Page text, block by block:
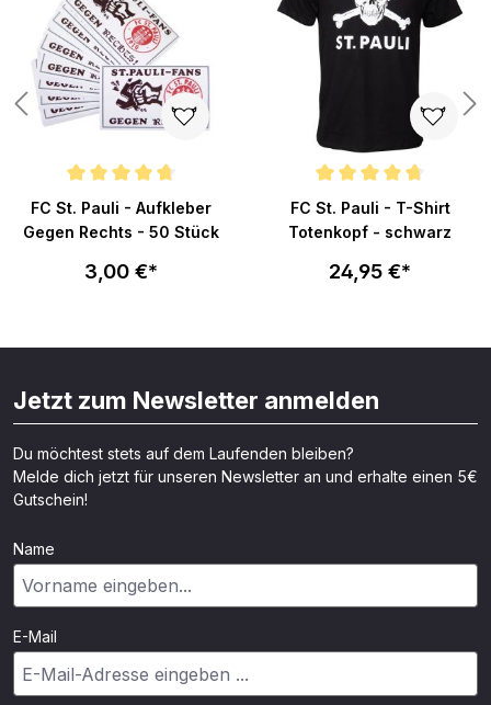
von 5 Sternen
Durchschnittliche Bewertung von 4.7 von 5 Sternen
FC St. Pauli - Aufkleber
Gegen Rechts - 50 Stück
3,00 €*
Durchschnittliche Bewertung
FC St. Pauli - T-Shirt
Totenkopf - schwarz
24,95 €*
Jetzt zum Newsletter anmelden
Du möchtest stets auf dem Laufenden bleiben?
Melde dich jetzt für unseren Newsletter an und erhalte einen 5€
Gutschein!
Name
E-Mail